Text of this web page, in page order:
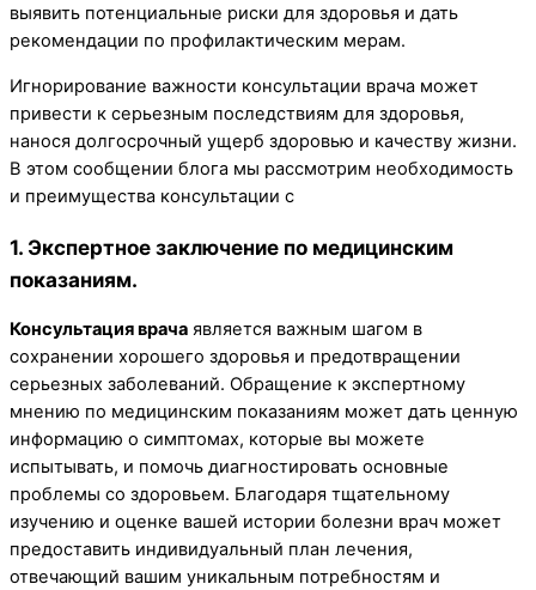
выявить потенциальные риски для здоровья и дать
рекомендации по профилактическим мерам.
Игнорирование важности консультации врача может
привести к серьезным последствиям для здоровья,
нанося долгосрочный ущерб здоровью и качеству жизни.
В этом сообщении блога мы рассмотрим необходимость
и преимущества консультации с
1. Экспертное заключение по медицинским
показаниям.
Консультация врача является важным шагом в
сохранении хорошего здоровья и предотвращении
серьезных заболеваний. Обращение к экспертному
мнению по медицинским показаниям может дать ценную
информацию о симптомах, которые вы можете
испытывать, и помочь диагностировать основные
проблемы со здоровьем. Благодаря тщательному
изучению и оценке вашей истории болезни врач может
предоставить индивидуальный план лечения,
отвечающий вашим уникальным потребностям и